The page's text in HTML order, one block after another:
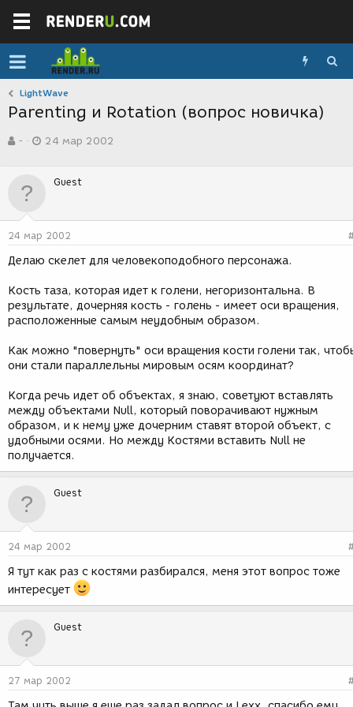
LightWave
Parenting и Rotation (вопрос новичка)
в
р
м
-
а
д
н
я
24 мар 2002
Guest
24 мар 2002
Делаю скелет для человекоподобного персонажа.
Кость таза, которая идет к голени, негоризонтальна. В
результате, дочерняя кость - голень - имеет оси вращения,
расположенные самым неудобным образом.
Как можно "повернуть" оси вращения кости голени так,
они стали параллельны мировым осям координат?
Когда речь идет об объектах, я знаю, советуют вставлять
между объектами Null, который поворачивают нужным
образом, и к нему уже дочерним ставят второй объект, с
удобными осями. Но между Костями вставить Null не
получается.
Guest
24 мар 2002
Я тут как раз с костями разбирался, меня этот вопрос тоже
интересует
Guest
27 мар 2002